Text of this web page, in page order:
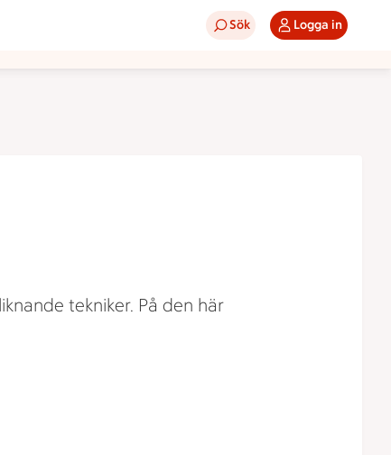
Sök Logga in
tekniker. På den här